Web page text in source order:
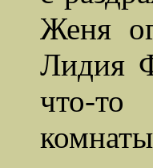
Женя
Лидия
что-